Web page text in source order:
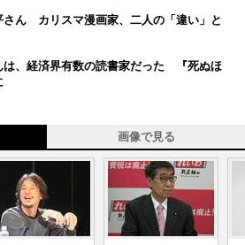
さん カリスマ漫画家、二人の「違い」と
は、経済界有数の読書家だった 『死ぬほ
画像で見る